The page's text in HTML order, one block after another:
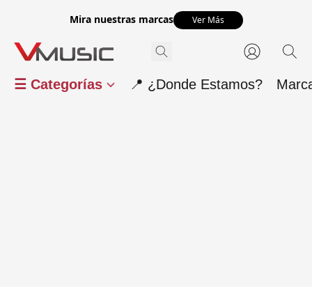
Mira nuestras marcas Ver Más
☰ Categorías 📍 ¿Donde Estamos?